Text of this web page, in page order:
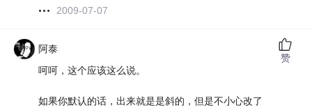
2009-07-07
阿泰
呵呵，这个应该这么说。
如果你默认的话，出来就是是斜的，但是不小心改了
赞